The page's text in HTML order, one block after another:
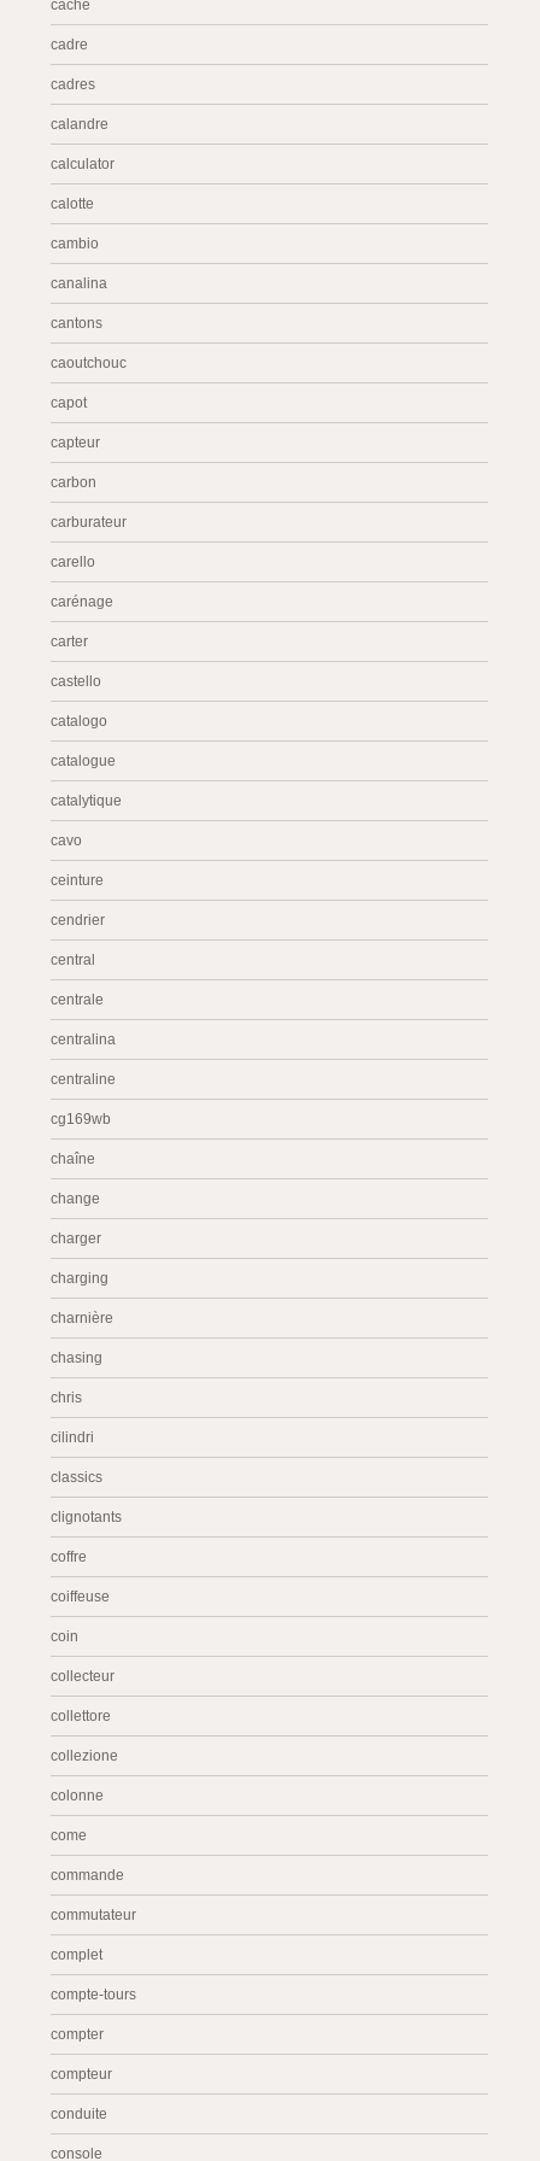
cache
cadre
cadres
calandre
calculator
calotte
cambio
canalina
cantons
caoutchouc
capot
capteur
carbon
carburateur
carello
carénage
carter
castello
catalogo
catalogue
catalytique
cavo
ceinture
cendrier
central
centrale
centralina
centraline
cg169wb
chaîne
change
charger
charging
charnière
chasing
chris
cilindri
classics
clignotants
coffre
coiffeuse
coin
collecteur
collettore
collezione
colonne
come
commande
commutateur
complet
compte-tours
compter
compteur
conduite
console